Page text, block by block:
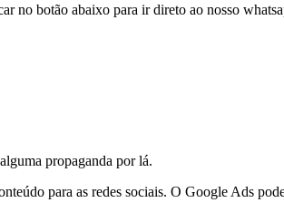
no botão abaixo para ir direto ao nosso
propaganda por lá.
para as redes sociais. O Google Ads